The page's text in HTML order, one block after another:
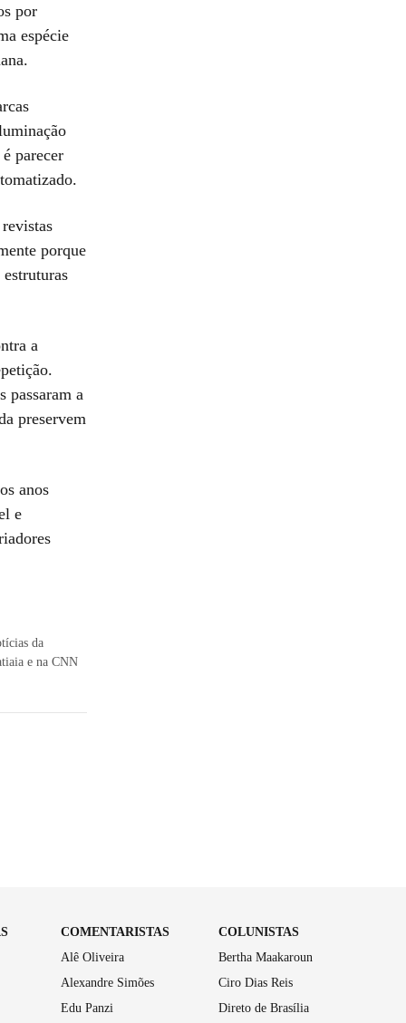
por
espécie
parecer
porque
a
a
preservem
anos
e
da
e na CNN
COMENTARISTAS
Alê Oliveira
Alexandre Simões
Edu Panzi
COLUNISTAS
Bertha Maakaroun
Ciro Dias Reis
Direto de Brasília